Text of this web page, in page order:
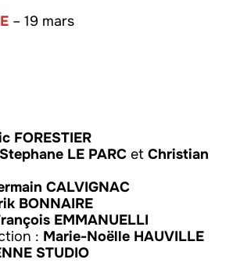
– 19 mars
FORESTIER
Stephane LE PARC etChristian
CALVIGNAC
BONNAIRE
EMMANUELLI
: Marie-Noëlle HAUVILLE
STUDIO